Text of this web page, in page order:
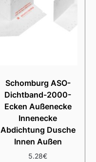
Schomburg ASO-
Dichtband-2000-
Ecken Außenecke
Innenecke
Abdichtung Dusche
Innen Außen
5.28€